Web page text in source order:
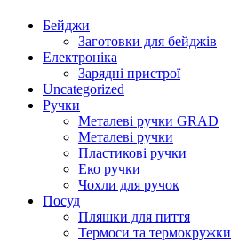
Бейджи
Заготовки для бейджів
Електроніка
Зарядні пристрої
Uncategorized
Ручки
Металеві ручки GRAD
Металеві ручки
Пластикові ручки
Еко ручки
Чохли для ручок
Посуд
Пляшки для пиття
Термоси та термокружки